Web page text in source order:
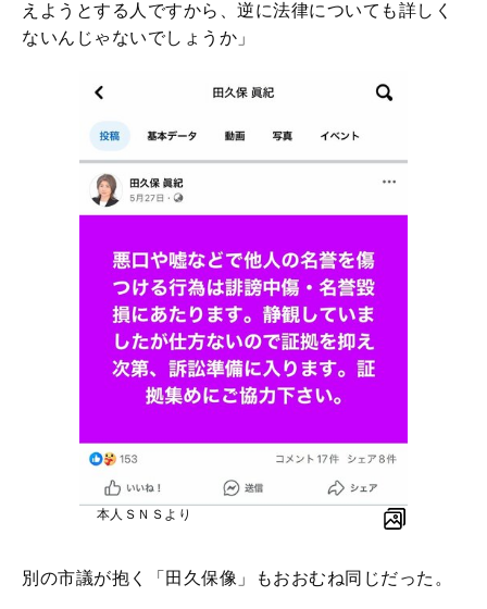
えようとする人ですから、逆に法律についても詳しく
ないんじゃないでしょうか」
本人ＳＮＳより
別の市議が抱く「田久保像」もおおむね同じだった。